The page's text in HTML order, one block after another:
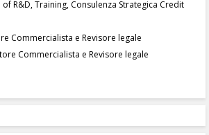
R&D, Training, Consulenza Strategica Credit
Commercialista e Revisore legale
Commercialista e Revisore legale